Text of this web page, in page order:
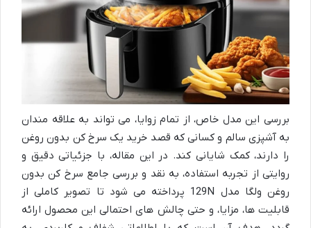
بررسی این مدل خاص، از تمام زوایا، می تواند به علاقه مندان
به آشپزی سالم و کسانی که قصد خرید یک سرخ کن بدون روغن
را دارند، کمک شایانی کند. در این مقاله، با جزئیاتی دقیق و
روایتی از تجربه استفاده، به نقد و بررسی جامع سرخ کن بدون
روغن ولگا مدل 129N پرداخته می شود تا تصویر کاملی از
قابلیت ها، مزایا، و حتی چالش های احتمالی این محصول ارائه